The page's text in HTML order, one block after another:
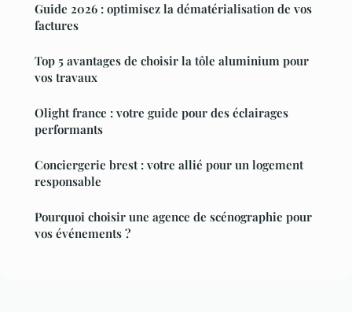
Guide 2026 : optimisez la dématérialisation de vos
factures
Top 5 avantages de choisir la tôle aluminium pour
vos travaux
Olight france : votre guide pour des éclairages
performants
Conciergerie brest : votre allié pour un logement
responsable
Pourquoi choisir une agence de scénographie pour
vos événements ?